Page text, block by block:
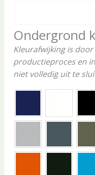
Ondergrond
Kleurafwijking is
productieproces en
niet volledig uit te